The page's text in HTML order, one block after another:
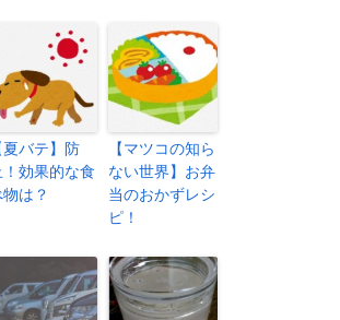
夏バテ】防
！効果的な食
は？
【マツコの知ら
ない世界】お弁
当のおかずレシ
ピ！